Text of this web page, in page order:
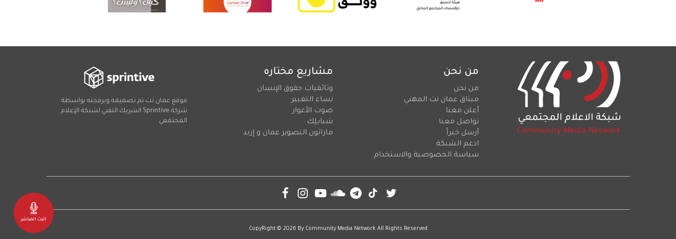
البث المباشر
من نحن
من نحن
ميثاق عمان نت المهني
أعلن معنا
تواصل معنا
أرسل خبراً
ادعم الشبكة
سياسة الخصوصية والاستخدام
مشاريع مختاره
وثائقيات حقوق الإنسان
نساء التغيير
صوت الأغوار
شبابلِك
ماراثون التصوير عمان و إربد
موقع عمان نت تم تصميمه وبرمجته بواسطة
شركة Sprintive الشريك التقني لشبكة الإعلام
المجتمعي
CopyRight © 2026 By Community Media Network All Rights Reserved